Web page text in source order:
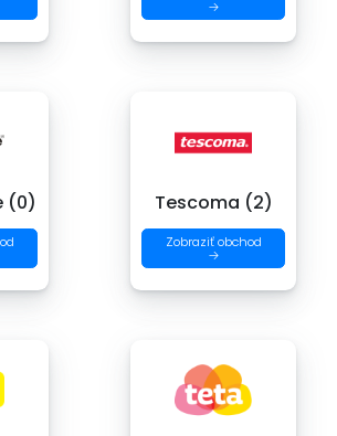
→
(0) Tescoma (2)
Zobraziť obchod
→